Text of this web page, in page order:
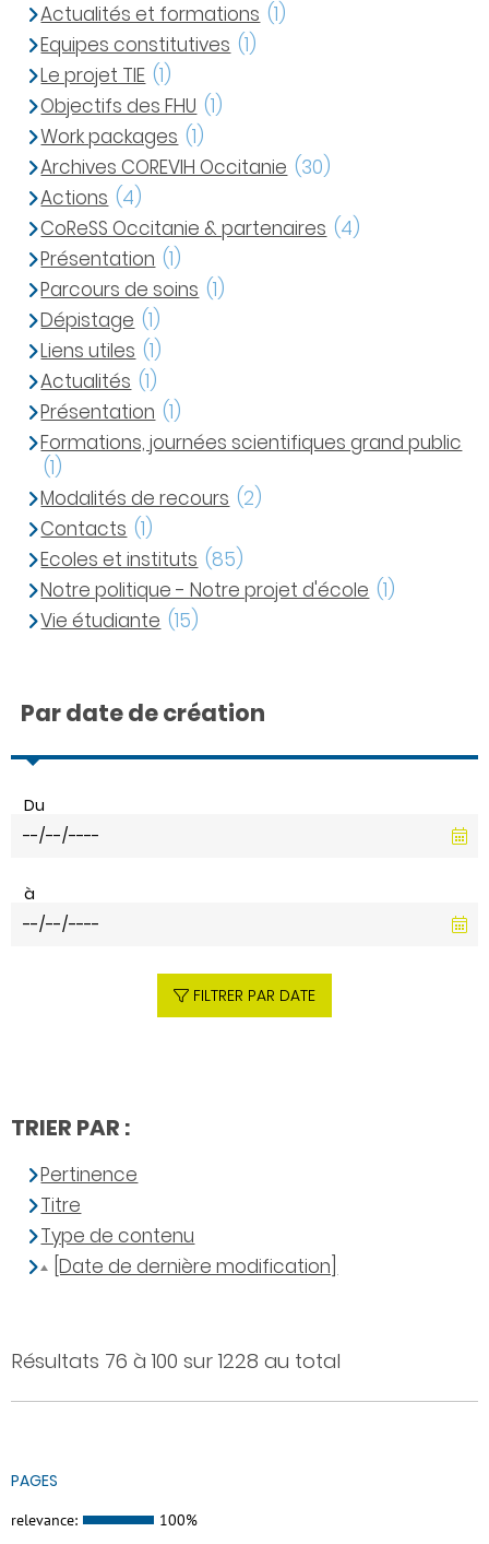
Résultats 76 à 100 sur 1228 au total
PAGES
relevance: 100%
Actualités et formations (1)
Equipes constitutives (1)
Le projet TIE (1)
Objectifs des FHU (1)
Work packages (1)
Archives COREVIH Occitanie (30)
Actions (4)
CoReSS Occitanie & partenaires (4)
Présentation (1)
Parcours de soins (1)
Dépistage (1)
Liens utiles (1)
Actualités (1)
Présentation (1)
Formations, journées scientifiques grand public
(1)
Modalités de recours (2)
Contacts (1)
Ecoles et instituts (85)
Notre politique - Notre projet d'école (1)
Vie étudiante (15)
Par date de création
Du
à
FILTRER PAR DATE
TRIER PAR :
Pertinence
Titre
Type de contenu
[Date de dernière modification]